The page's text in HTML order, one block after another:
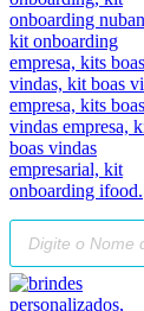
Pesquisar
produtos